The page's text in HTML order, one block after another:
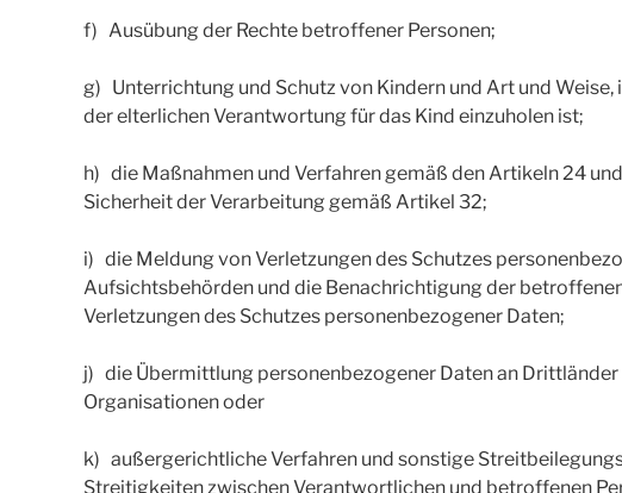
f) Ausübung der Rechte betroffener Personen;
g) Unterrichtung und Schutz von Kindern und Art und Weise,
der elterlichen Verantwortung für das Kind einzuholen ist;
h) die Maßnahmen und Verfahren gemäß den Artikeln 24
Sicherheit der Verarbeitung gemäß Artikel 32;
i) die Meldung von Verletzungen des Schutzes
Aufsichtsbehörden und die Benachrichtigung der
Verletzungen des Schutzes personenbezogener Daten;
j) die Übermittlung personenbezogener Daten an
Organisationen oder
k) außergerichtliche Verfahren und sonstige
Streitigkeiten zwischen Verantwortlichen und betroffenen